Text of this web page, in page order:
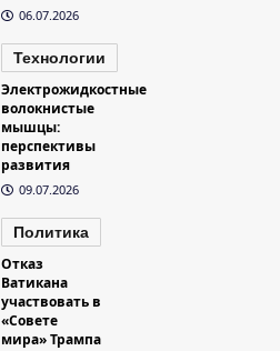
06.07.2026
Технологии
Электрожидкостные
волокнистые
мышцы:
перспективы
развития
09.07.2026
Политика
Отказ
Ватикана
участвовать в
«Совете
мира» Трампа